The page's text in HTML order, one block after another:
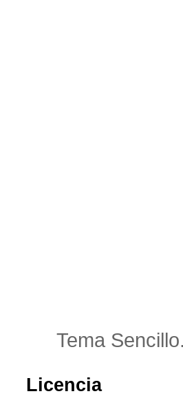
Tema
Licencia